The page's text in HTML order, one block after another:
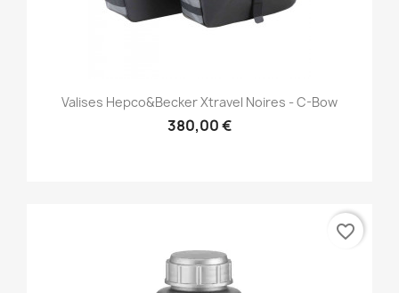
Valises Hepco&Becker Xtravel Noires - C-Bow
380,00 €
favorite_border